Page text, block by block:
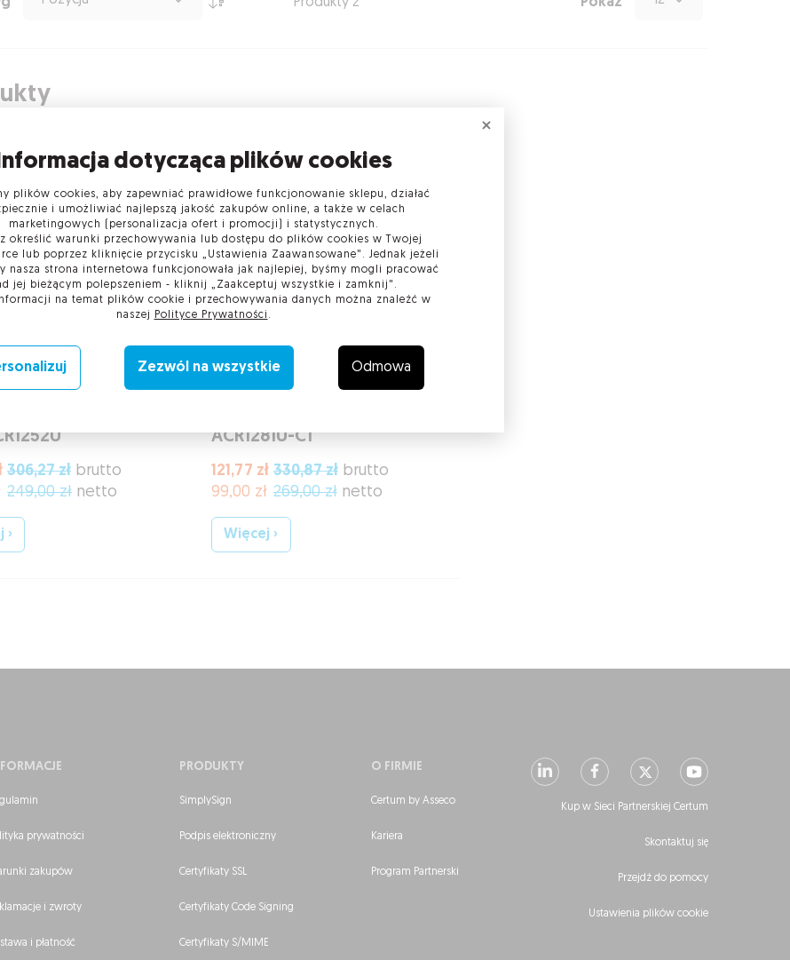
306,27 zł brutto
249,00 zł netto
›
ACR1281U-C1
121,77 zł
99,00 zł
330,87 złbrutto
269,00 złnetto
Więcej ›
prywatności
zakupów
i zwroty
i płatność
PRODUKTY
SimplySign
Podpis elektroniczny
Certyfikaty SSL
Certyfikaty Code Signing
Certyfikaty S/MIME
O FIRMIE
Certum by Asseco
Kariera
Program Partnerski
Kup w Sieci Partnerskiej Certum
Skontaktuj się
Przejdź do pomocy
Ustawienia plików cookie
dotycząca plików cookies
plików cookies, aby zapewniać prawidłowe funkcjonowanie sklepu, działać
i umożliwiać najlepszą jakość zakupów online, a także w celach
marketingowych (personalizacja ofert i promocji) i statystycznych.
określić warunki przechowywania lub dostępu do plików cookies w Twojej
lub poprzez kliknięcie przycisku „Ustawienia Zaawansowane". Jednak jeżeli
nasza strona internetowa funkcjonowała jak najlepiej, byśmy mogli pracować
jej bieżącym polepszeniem - kliknij „Zaakceptuj wszystkie i zamknij".
na temat plików cookie i przechowywania danych można znaleźć w
naszej
Polityce Prywatności .
Zezwól na wszystkie Odmowa